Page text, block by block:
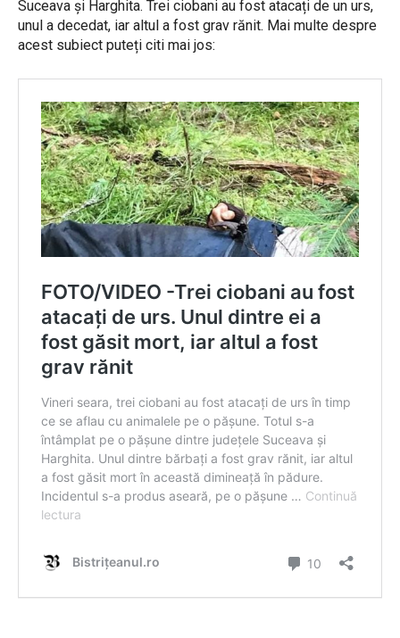
Suceava și Harghita. Trei ciobani au fost atacați de un urs,
unul a decedat, iar altul a fost grav rănit. Mai multe despre
acest subiect puteți citi mai jos: